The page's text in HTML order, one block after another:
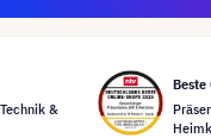
&
Beste